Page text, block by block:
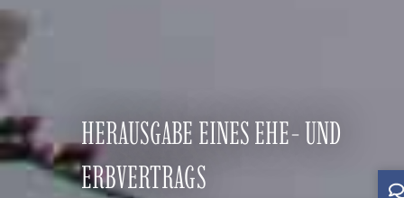
HERAUSGABE EINES EHE- UND
ERBVERTRAGS